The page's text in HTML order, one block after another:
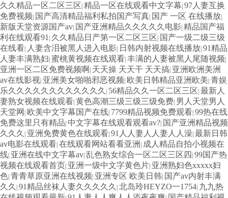
久久精品一区二区三区| 精品一区在线观看中文字幕| 97人妻互换
免费视频| 国产高清精品福利私拍国产写真| 国产 一区 在线播放|
新版天堂资源国产av| 国产亚洲精品久久久久久电影| 精品国产福
利在线观看91 | 久久精品日产第一区二区三区| 国产一级二级三级
在线看| 人妻含泪被黑人进入电影| 日韩内射视频在线播放| 91精品
人妻丰满熟妇| 蜜桃黄视频在线观看| 丰满的人妻被黑人尾随视频|
亚洲一区二区免费视频啊| 天天操 天天干 天天搞| 亚洲欧洲美洲
av在线影视| 亚洲美女啪啪邪恶视频| 欧美日韩精品亚洲欧美| 青娱
乐久久久久久久久久久久久久 | 56精品久久一区二区三区| 最新人
妻熟女视频在线观看| 黄色高潮三级三级三级免费| 男人天堂男人
天堂网 | 欧美中文字幕国产在线| 7799精品视频免费观看| 99热在线
免费这里只有精品| 中文字幕在线观看观看av?| 国产亚洲精品视频
久久久 | 亚洲免费黄色在线观看| 91人人妻人人妻人人澡| 最新日韩
av电影在线观看| 在线观看网站看看亚洲 | 成人精品自拍小视频在
线| 亚洲在线中文字幕av| 乱色熟女综合一区二区三区四 | 99国产热
视频在线观看首页| 亚洲一级中文字黄色片| 亚洲熟妇色xxxxx妇
色| 青青草原亚洲在线视频| 亚洲专区 欧美日韩| 国产av内射丰满
久久 | 91精品丝袜人妻久久久久久 | 北岛玲HEYZO一1754| 九九热